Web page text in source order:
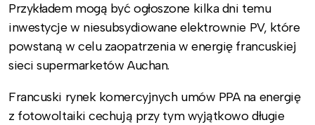
Przykładem mogą być ogłoszone kilka dni temu
inwestycje w niesubsydiowane elektrownie PV, które
powstaną w celu zaopatrzenia w energię francuskiej
sieci supermarketów Auchan.
Francuski rynek komercyjnych umów PPA na energię
z fotowoltaiki cechują przy tym wyjątkowo długie